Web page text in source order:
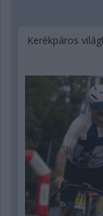
Kerékpáros